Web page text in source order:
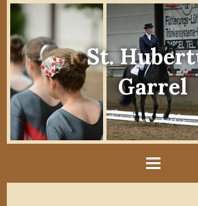
St.
Garrel